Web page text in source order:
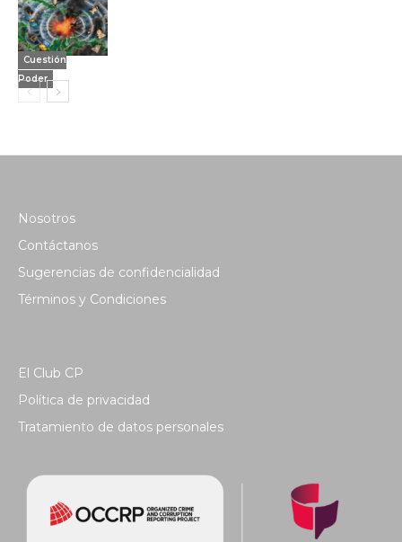
Cuestión
Poder
Nosotros
Contáctanos
Sugerencias de confidencialidad
Términos y Condiciones
El Club CP
Política de privacidad
Tratamiento de datos personales